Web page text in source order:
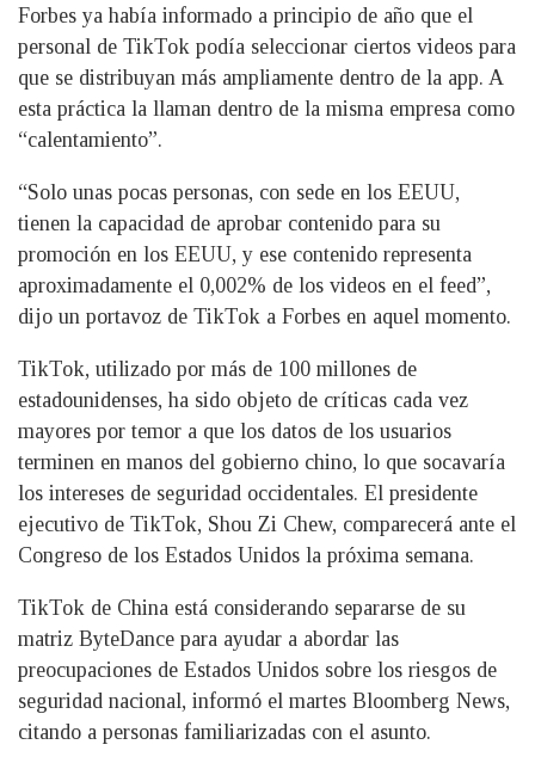
Forbes ya había informado a principio de año que el
personal de TikTok podía seleccionar ciertos videos para
que se distribuyan más ampliamente dentro de la app. A
esta práctica la llaman dentro de la misma empresa como
“calentamiento”.
“Solo unas pocas personas, con sede en los EEUU,
tienen la capacidad de aprobar contenido para su
promoción en los EEUU, y ese contenido representa
aproximadamente el 0,002% de los videos en el feed”,
dijo un portavoz de TikTok a Forbes en aquel momento.
TikTok, utilizado por más de 100 millones de
estadounidenses, ha sido objeto de críticas cada vez
mayores por temor a que los datos de los usuarios
terminen en manos del gobierno chino, lo que socavaría
los intereses de seguridad occidentales. El presidente
ejecutivo de TikTok, Shou Zi Chew, comparecerá ante el
Congreso de los Estados Unidos la próxima semana.
TikTok de China está considerando separarse de su
matriz ByteDance para ayudar a abordar las
preocupaciones de Estados Unidos sobre los riesgos de
seguridad nacional, informó el martes Bloomberg News,
citando a personas familiarizadas con el asunto.